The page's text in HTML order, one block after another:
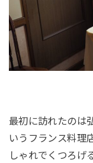
最初に訪れたのは
いうフランス料理
しゃれでくつろげ